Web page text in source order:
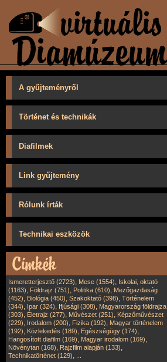
A gyűjteményről
Történet és technikák
Diafilmek
Link gyűjtemény
Rólunk írták
Technikai eszközök
Ismeretterjesztő (2723), Mese (1554), Iskolai, oktató
(1163), Földrajz (751), Politika (610), Mezőgazdaság
(452), Biológia (450), Szakoktató (398), Történelem
(344), Ipar (324), Ifjúsági (308), Magyarország földrajza
(303), Életrajz (277), Művészet (251), Képzőművészet
(229), Irodalom (200), Fizika (192), Magyar történelem
(192), Közlekedés (189), Egészségügy (174),
Hangosított diafilm (169), Magyar irodalom (169),
Növénytan (168), Rajzfilm alapján (133),
Technikatörténet (129),